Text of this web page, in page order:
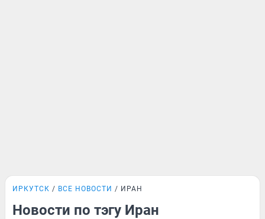
ИРКУТСК ВСЕ НОВОСТИ ИРАН
Новости по тэгу Иран